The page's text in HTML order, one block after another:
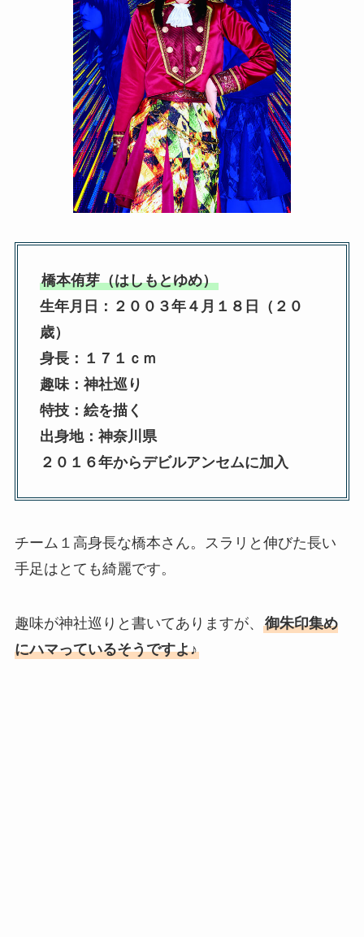
橋本侑芽（はしもとゆめ）
生年月日：２００３年４月１８日（２０
歳）
身長：１７１ｃｍ
趣味：神社巡り
特技：絵を描く
出身地：神奈川県
２０１６年からデビルアンセムに加入
チーム１高身長な橋本さん。スラリと伸びた長い
手足はとても綺麗です。
趣味が神社巡りと書いてありますが、 御朱印集め
にハマっているそうですよ♪